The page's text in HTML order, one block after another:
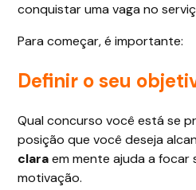
conquistar uma vaga no
Para começar, é importante:
Definir o seu
Qual concurso você está se
posição que você deseja
claraem mente ajuda a focar
motivação.